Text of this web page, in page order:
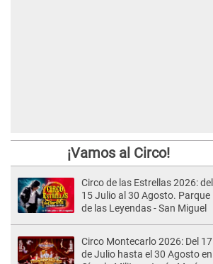
¡Vamos al Circo!
Circo de las Estrellas 2026: del
15 Julio al 30 Agosto. Parque
de las Leyendas - San Miguel
Circo Montecarlo 2026: Del 17
de Julio hasta el 30 Agosto en